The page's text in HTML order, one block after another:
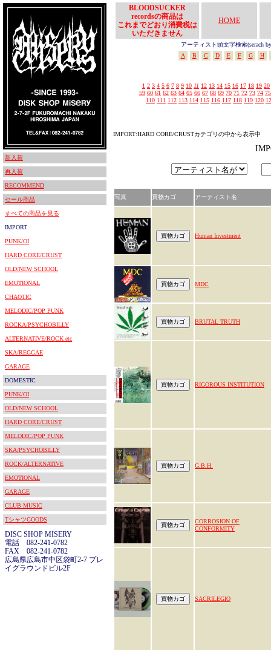
新入荷
再入荷
RECOMMEND
セール商品
すべての商品を見る
IMPORT
PUNK/OI
HARD CORE/CRUST
OLD/NEW SCHOOL
EMOTIONAL
CHAOTIC
MELODIC/POP PUNK
ROCKA/PSYCHOBILLY
ALTERNATIVE/ROCK etc
SKA/REGGAE
GARAGE
DOMESTIC
PUNK/OI
OLD/NEW SCHOOL
HARD CORE/CRUST
MELODIC/POP PUNK
SKA/PSYCHOBILLY
ROCK/ALTERNATIVE
EMOTIONAL
GARAGE
CLUB MUSIC
TシャツGOODS
DISC SHOP MISERY
電話 082-241-0782
FAX 082-241-0782
広島県広島市中区袋町2-7 プレ
イグラウンドビル2F
BLOODSUCKER
recordsの商品は
これまでどおり消費税は
いただきません
HOME
アーティスト頭文字検索(serach
A
B C D E F G H
1 2 3 4 5 6 7 8 9 10 11 12 13 14 15 16 17 18 19 20
59 60 61 62 63 64 65 66 67 68 69 70 71 72 73 74 75
110 111 112 113 114 115 116 117 118 119 120
IMPORT:HARD CORE/CRUSTカテゴリの中から表示中
写真 買物カゴ アーティスト名
Human Investment
MDC
BRUTAL TRUTH
RIGOROUS INSTITUTION
G.B.H.
CORROSION OF
CONFORMITY
SACRILEGIO